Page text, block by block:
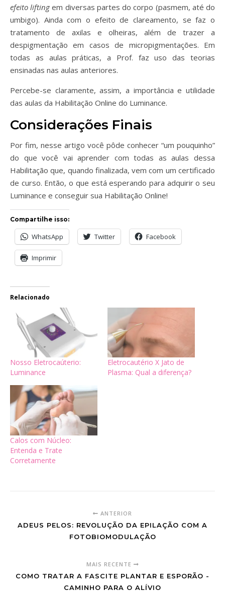
efeito liftingem diversas partes do corpo (pasmem, até do
umbigo). Ainda com o efeito de clareamento, se faz o
tratamento de axilas e olheiras, além de trazer a
despigmentação em casos de micropigmentações. Em
todas as aulas práticas, a Prof. faz uso das teorias
ensinadas nas aulas anteriores.
Percebe-se claramente, assim, a importância e utilidade
das aulas da Habilitação Online do Luminance.
Considerações Finais
Por fim, nesse artigo você pôde conhecer “um pouquinho”
do que você vai aprender com todas as aulas dessa
Habilitação que, quando finalizada, vem com um certificado
de curso. Então, o que está esperando para adquirir o seu
Luminance e conseguir sua Habilitação Online!
Compartilhe isso:
WhatsApp Twitter Facebook
Imprimir
Relacionado
Nosso Eletrocaúterio:
Luminance
Eletrocautério X Jato de
Plasma: Qual a diferença?
Calos com Núcleo:
Entenda e Trate
Corretamente
ANTERIOR
ADEUS PELOS: REVOLUÇÃO DA EPILAÇÃO COM A
FOTOBIOMODULAÇÃO
MAIS RECENTE
COMO TRATAR A FASCITE PLANTAR E ESPORÃO -
CAMINHO PARA O ALÍVIO